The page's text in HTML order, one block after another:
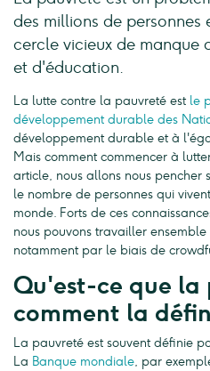
des millions de personnes
cercle vicieux de manque
et d'éducation.
La lutte contre la pauvreté est le
développement durable des
développement durable et à
Mais comment commencer à
article, nous allons nous pencher
le nombre de personnes qui
monde. Forts de ces
nous pouvons travailler
notamment par le biais de
Qu'est-ce que la
comment la
La pauvreté est souvent définie
La Banque mondiale, par